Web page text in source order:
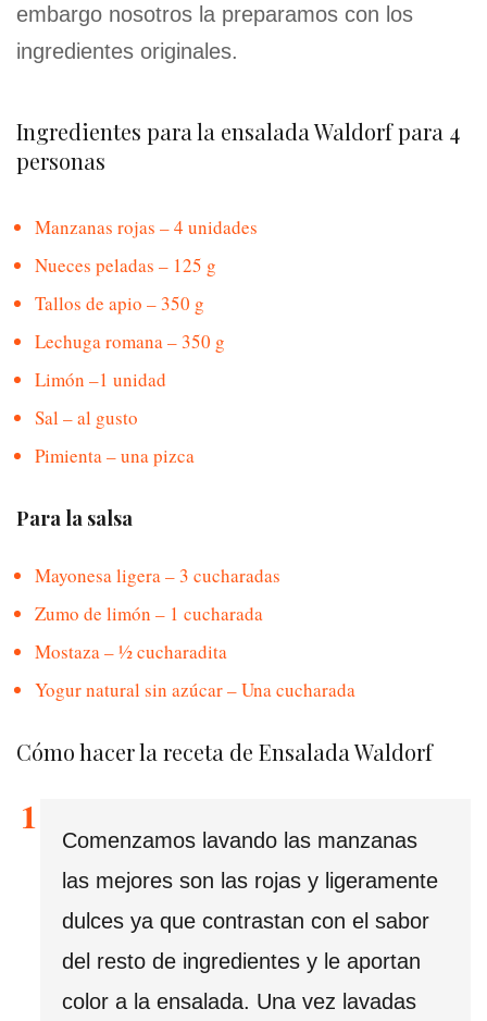
embargo nosotros la preparamos con los
ingredientes originales.
Ingredientes para la ensalada Waldorf para 4
personas
Manzanas rojas – 4 unidades
Nueces peladas – 125 g
Tallos de apio – 350 g
Lechuga romana – 350 g
Limón –1 unidad
Sal – al gusto
Pimienta – una pizca
Para la salsa
Mayonesa ligera – 3 cucharadas
Zumo de limón – 1 cucharada
Mostaza – ½ cucharadita
Yogur natural sin azúcar – Una cucharada
Cómo hacer la receta de Ensalada Waldorf
Comenzamos lavando las manzanas
las mejores son las rojas y ligeramente
dulces ya que contrastan con el sabor
del resto de ingredientes y le aportan
color a la ensalada. Una vez lavadas